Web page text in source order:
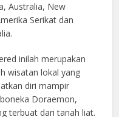
Australia, New
Serikat dan
inilah merupakan
wisatan lokal yang
diri mampir
Doraemon,
terbuat dari tanah liat.